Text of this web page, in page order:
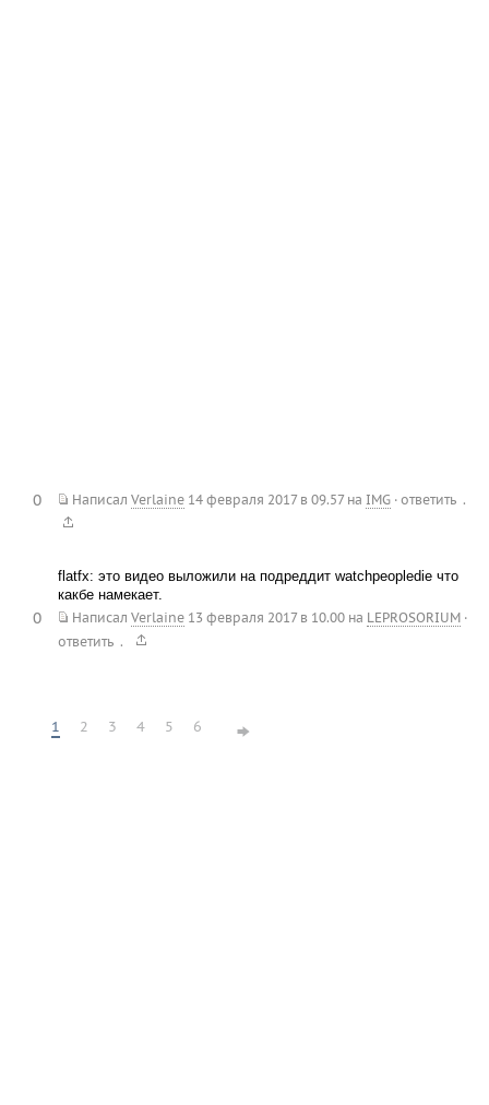
Написал Verlaine 14 февраля 2017 в 09.57на IMG · ответить .
0
flatfx: это видео выложили на подреддит watchpeopledie что
какбе намекает.
Написал Verlaine 13 февраля 2017 в 10.00на LEPROSORIUM ·
ответить .
0
1 2 3 4 5 6